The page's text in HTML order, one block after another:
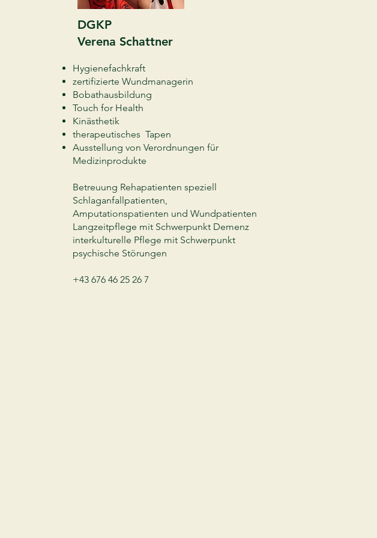
DGKP
Verena Schattner
Hygienefachkraft
zertifizierte Wundmanagerin
Bobathausbildung
Touch for Health
Kinästhetik
therapeutisches Tapen
Ausstellung von Verordnungen für
Medizinprodukte
Betreuung Rehapatienten speziell
Schlaganfallpatienten,
Amputationspatienten und Wundpatienten
Langzeitpflege mit Schwerpunkt Demenz
interkulturelle Pflege mit Schwerpunkt
psychische Störungen
+43 676 46 25 26 7